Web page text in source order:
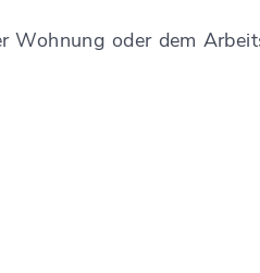
Wohnung oder dem